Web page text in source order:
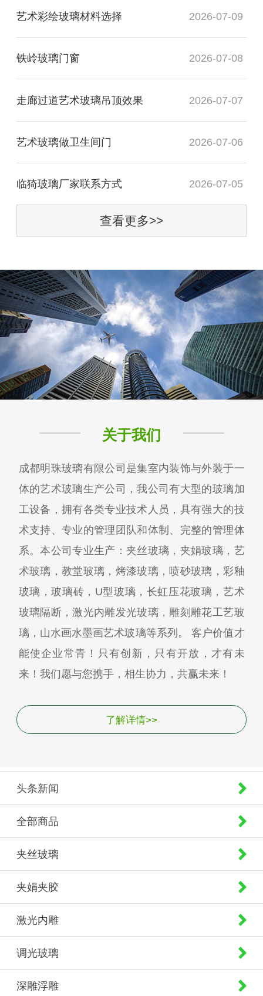
艺术彩绘玻璃材料选择 2026-07-09
铁岭玻璃门窗 2026-07-08
走廊过道艺术玻璃吊顶效果 2026-07-07
艺术玻璃做卫生间门 2026-07-06
临猗玻璃厂家联系方式 2026-07-05
查看更多>>
关于我们
成都明珠玻璃有限公司是集室内装饰与外装于一
体的艺术玻璃生产公司，我公司有大型的玻璃加
工设备，拥有各类专业技术人员，具有强大的技
术支持、专业的管理团队和体制、完整的管理体
系。本公司专业生产：夹丝玻璃，夹娟玻璃，艺
术玻璃，教堂玻璃，烤漆玻璃，喷砂玻璃，彩釉
玻璃，玻璃砖，U型玻璃，长虹压花玻璃，艺术
玻璃隔断，激光内雕发光玻璃，雕刻雕花工艺玻
璃，山水画水墨画艺术玻璃等系列。 客户价值才
能使企业常青！只有创新，只有开放，才有未
来！我们愿与您携手，相生协力，共赢未来！
了解详情>>
头条新闻
全部商品
夹丝玻璃
夹娟夹胶
激光内雕
调光玻璃
深雕浮雕